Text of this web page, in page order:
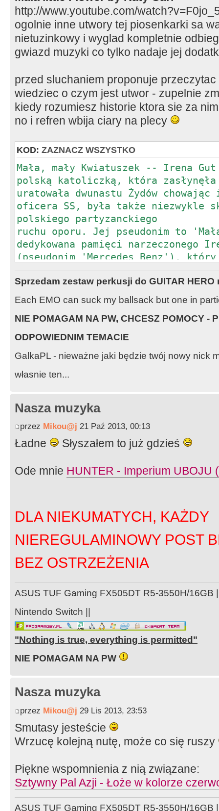
http://www.youtube.com/
ogolnie inne utwory tej piosenkarki sa
nietuzinkowy i wyglad kompletnie
gwiazd muzyki co tylko nadaje jej
przed sluchaniem proponuje
wiedziec o czym jest utwor - zupelnie
kiedy rozumiesz historie ktora sie za
no i refren wbija ciary na plecy
KOD: ZAZNACZ WSZYSTKO
Mała, mały Kwiatuszek -- Irena
polską katoliczką, która
uratowała dwunastu Żydów
oficera SS, była także niezwykle
polskiego partyzanckiego
ruchu oporu. Jej pseudonim to
dedykowana pamięci narzeczonego
(pseudonim 'Mercedes Benz'),
w maju 1944 roku, na dzień przed
Sprzedam zestaw perkusji do GUITAR
Each EMO can suck my ballsack but one in
NIE POMAGAM NA PW, CHCESZ POMOCY -
ODPOWIEDNIM TEMACIE
GalkaPL - nieważne jaki będzie twój nowy nick
własnie ten...
Nasza muzyka
przez Mikou@j 21 Paź 2013, 00:13
Ładne Słyszałem to już gdzieś
Ode mnie HUNTER - Imperium UBOJU
DLA NIEKUMATYCH, KAŻDY
NIEREGULAMINOWY POST
BEZ OSTRZEŻENIA
ASUS TUF Gaming FX505DT R5-3550H/16GB
Nintendo Switch ||
"Nothing is true, everything is permitted"
NIE POMAGAM NA PW
Nasza muzyka
przez Mikou@j 29 Lis 2013, 23:53
Smutasy jesteście
Wrzucę kolejną nutę, może co się ruszy
Piękne wspomnienia z nią związane:
Sztywny Pal Azji - Łoże w kolorze
ASUS TUF Gaming FX505DT R5-3550H/16GB